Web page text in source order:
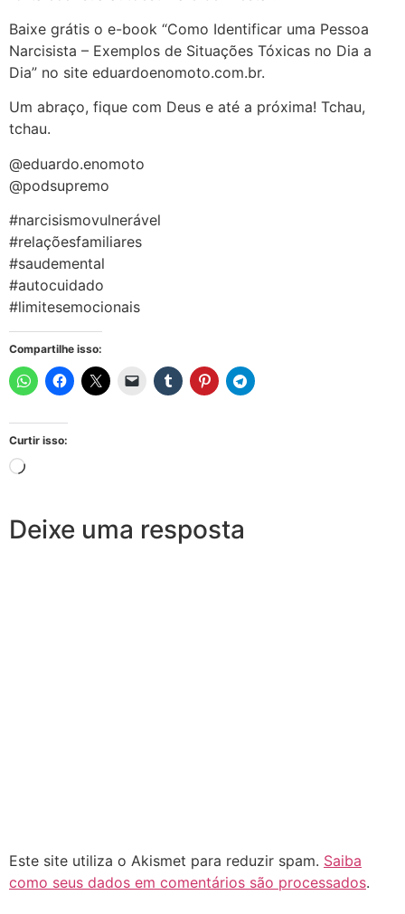
Baixe grátis o e-book “Como Identificar uma Pessoa
Narcisista – Exemplos de Situações Tóxicas no Dia a
Dia” no site eduardoenomoto.com.br.
Um abraço, fique com Deus e até a próxima! Tchau,
tchau.
@eduardo.enomoto
@podsupremo
#narcisismovulnerável
#relaçõesfamiliares
#saudemental
#autocuidado
#limitesemocionais
Compartilhe isso:
Curtir isso:
Deixe uma resposta
Este site utiliza o Akismet para reduzir spam. Saiba
como seus dados em comentários são processados.